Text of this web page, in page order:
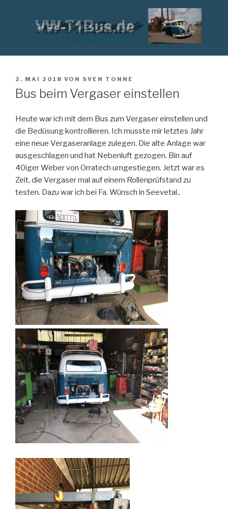
VW T1 BUS
VERÖFFENTLICHT
AM
2. MAI 2018 VON SVEN TONNE
Bus beim Vergaser einstellen
Heute war ich mit dem Bus zum Vergaser einstellen und
die Bedüsung kontrollieren. Ich musste mir letztes Jahr
eine neue Vergaseranlage zulegen. Die alte Anlage war
ausgeschlagen und hat Nebenluft gezogen. Bin auf
40iger Weber von Orratech umgestiegen. Jetzt war es
Zeit, die Vergaser mal auf einem Rollenprüfstand zu
testen. Dazu war ich bei Fa. Wünsch in Seevetal..